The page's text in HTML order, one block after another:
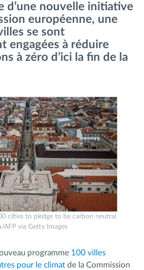
d'itinéraire
du conducteur
chaques besoins
d’une nouvelle initiative
européenne, une
se sont
engagées à réduire
à zéro d’ici la fin de la
cities to pledge to be carbon neutral
AFP via Getty Images
programme 100 villes
pour le climat de la Commission